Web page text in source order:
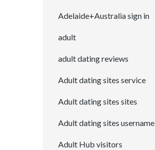
Adelaide+Australia sign in
adult
adult dating reviews
Adult dating sites service
Adult dating sites sites
Adult dating sites username
Adult Hub visitors